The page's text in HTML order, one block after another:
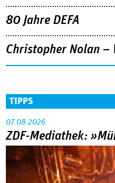
80 Jahre DEFA
Christopher Nolan –
TIPPS
07.08.2026
ZDF-Mediathek: